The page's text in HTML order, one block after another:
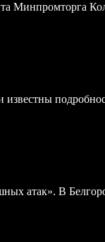
Минпромторга
известны
атак». В